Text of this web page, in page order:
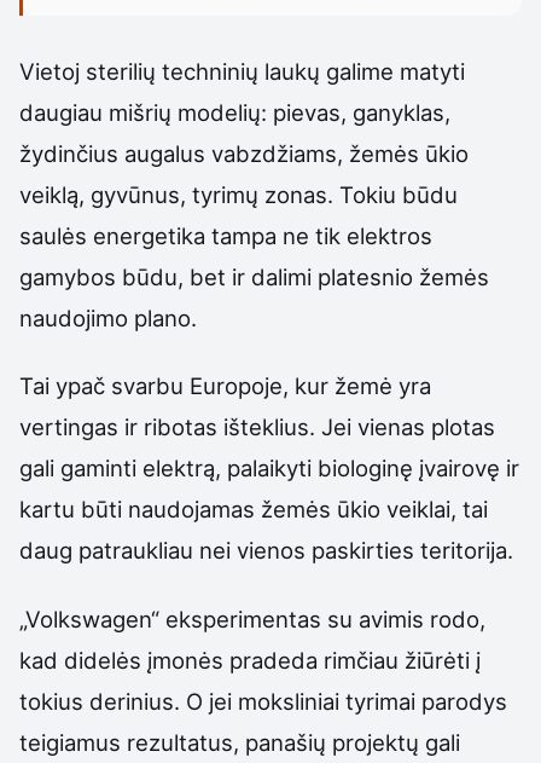
Vietoj sterilių techninių laukų galime matyti
daugiau mišrių modelių: pievas, ganyklas,
žydinčius augalus vabzdžiams, žemės ūkio
veiklą, gyvūnus, tyrimų zonas. Tokiu būdu
saulės energetika tampa ne tik elektros
gamybos būdu, bet ir dalimi platesnio žemės
naudojimo plano.
Tai ypač svarbu Europoje, kur žemė yra
vertingas ir ribotas išteklius. Jei vienas plotas
gali gaminti elektrą, palaikyti biologinę įvairovę ir
kartu būti naudojamas žemės ūkio veiklai, tai
daug patraukliau nei vienos paskirties teritorija.
„Volkswagen“ eksperimentas su avimis rodo,
kad didelės įmonės pradeda rimčiau žiūrėti į
tokius derinius. O jei moksliniai tyrimai parodys
teigiamus rezultatus, panašių projektų gali